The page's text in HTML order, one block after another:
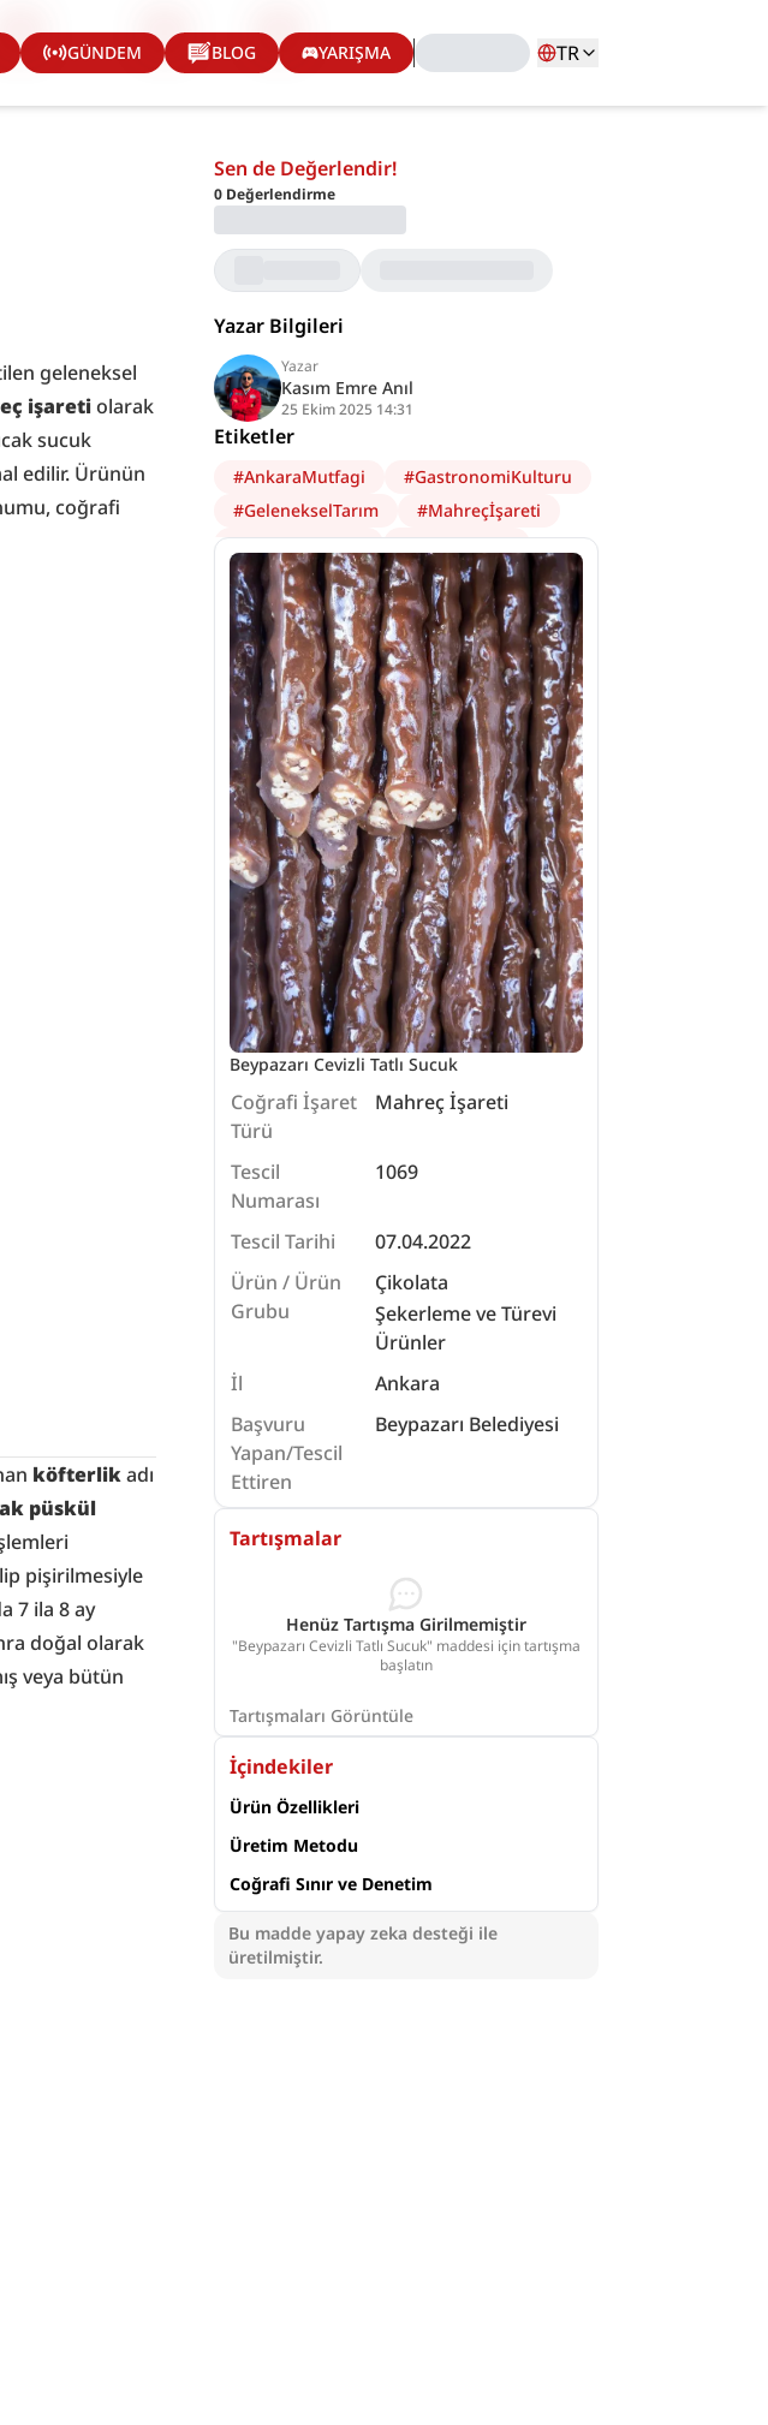
GÜNDEM BLOG YARIŞMA TR
geleneksel
işareti olarak
sucuk
edilir. Ürünün
coğrafi
köfterlik adı
ak püskül
pişirilmesiyle
7 ila 8 ay
doğal olarak
veya bütün
Sen de Değerlendir!
0 Değerlendirme
Yazar Bilgileri
Yazar
Kasım Emre Anıl
25 Ekim 2025 14:31
Etiketler
#AnkaraMutfagi #GastronomiKulturu
#GelenekselTarım #Mahreçİşareti
#Yöreselürünler #cevizlisucuk
#Cevizli sucuk #coğrafiişaret
#Geleneksel Tatlı #GelenekselLezzetler
#Ankara #Beypazarı #Gastronomi
Beypazarı Cevizli Tatlı Sucuk
Coğrafi İşaret
Türü
Mahreç İşareti
Tescil
Numarası
1069
Tescil Tarihi
07.04.2022
Ürün / Ürün
Grubu
Çikolata
Şekerleme ve Türevi
Ürünler
İl
Ankara
Başvuru
Yapan/Tescil
Ettiren
Beypazarı Belediyesi
Tartışmalar
Henüz Tartışma Girilmemiştir
"Beypazarı Cevizli Tatlı Sucuk" maddesi için tartışma
başlatın
Tartışmaları Görüntüle
İçindekiler
Ürün Özellikleri
Üretim Metodu
Coğrafi Sınır ve Denetim
Bu madde yapay zeka desteği ile
üretilmiştir.